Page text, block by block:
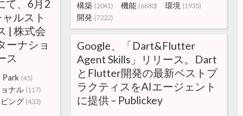
構築 (2041) 機能 (6680) 環境 (1935)
開発 (7222)
て、6月2
ルスト
| 株式会
ーナショ
ス
Park (45)
ナル (117)
ング (433)
Google、「Dart&Flutter
Agent Skills」リリース。Dart
とFlutter開発の最新ベストプ
ラクティスをAIエージェント
に提供 – Publickey